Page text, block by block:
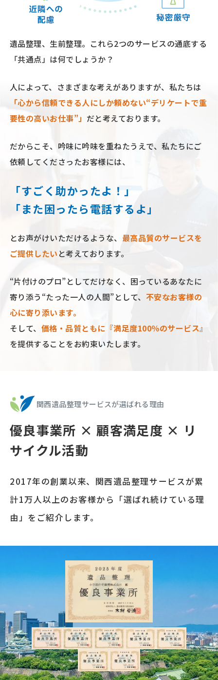
遺品整理、⽣前整理。 これら2つのサービスの通底する
「共通点」は何でしょうか？
⼈によって、さまざまな考えがありますが、私たちは
「⼼から信頼できる⼈にしか頼めない“デリケートで重
要性の⾼いお仕事”」 だと考えております。
だからこそ、吟味に吟味を重ねたうえで、私たちにご
依頼してくださったお客様には、
「すごく助かったよ！」
「また困ったら電話するよ」
とお声がけいただけるような、 最⾼品質のサービスを
ご提供したい と考えております。
“⽚付けのプロ”としてだけなく、困っているあなたに
寄り添う“たった⼀⼈の⼈間”として、 不安なお客様の
⼼に寄り添います。
そして、 価格‧品質ともに『満⾜度100％のサービス』
を提供することをお約束いたします。
関西遺品整理サービスが選ばれる理由
優良事業所 × 顧客満足度 × リ
サイクル活動
2017年の創業以来、関西遺品整理サービスが累
計1万人以上のお客様から「選ばれ続けている理
由」をご紹介します。